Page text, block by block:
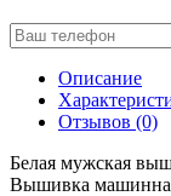
Описание
Отзывов (0)
Белая мужская
Вышивка